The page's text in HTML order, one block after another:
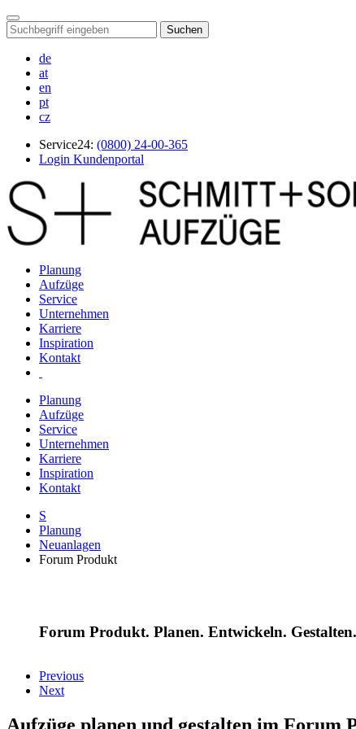
Suchen
de
at
en
pt
cz
Service24: (0800) 24-00-365
Login Kundenportal
Planung
Aufzüge
Service
Unternehmen
Karriere
Inspiration
Kontakt
Planung
Aufzüge
Service
Unternehmen
Karriere
Inspiration
Kontakt
S
Planung
Neuanlagen
Forum Produkt
Forum Produkt. Planen. Entwickeln. Gestalten.
Previous
Next